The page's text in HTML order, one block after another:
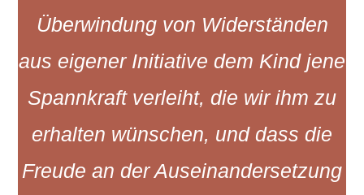
Überwindung von Widerständen
aus eigener Initiative dem Kind jene
Spannkraft verleiht, die wir ihm zu
erhalten wünschen, und dass die
Freude an der Auseinandersetzung